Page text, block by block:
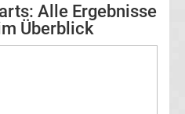
Alle Ergebnisse
Überblick